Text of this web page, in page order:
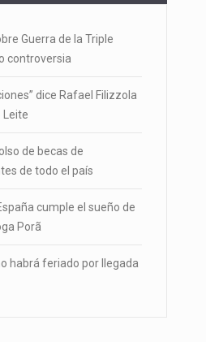
Guerra de la Triple
controversia
dice Rafael Filizzola
Leite
de becas de
de todo el país
cumple el sueño de
Porã
habrá feriado por llegada